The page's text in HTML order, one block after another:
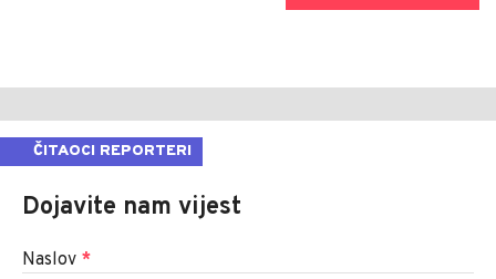
ČITAOCI REPORTERI
Dojavite nam vijest
Naslov *